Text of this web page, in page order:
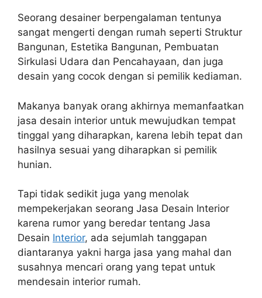
Seorang desainer berpengalaman tentunya
sangat mengerti dengan rumah seperti Struktur
Bangunan, Estetika Bangunan, Pembuatan
Sirkulasi Udara dan Pencahayaan, dan juga
desain yang cocok dengan si pemilik kediaman.
Makanya banyak orang akhirnya memanfaatkan
jasa desain interior untuk mewujudkan tempat
tinggal yang diharapkan, karena lebih tepat dan
hasilnya sesuai yang diharapkan si pemilik
hunian.
Tapi tidak sedikit juga yang menolak
mempekerjakan seorang Jasa Desain Interior
karena rumor yang beredar tentang Jasa
Desain Interior, ada sejumlah tanggapan
diantaranya yakni harga jasa yang mahal dan
susahnya mencari orang yang tepat untuk
mendesain interior rumah.